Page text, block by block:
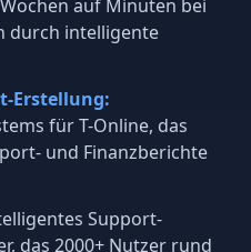
auf Minuten bei
durch intelligente
Erstellung:
für T-Online, das
und Finanzberichte
Support-
das 2000+ Nutzer rund